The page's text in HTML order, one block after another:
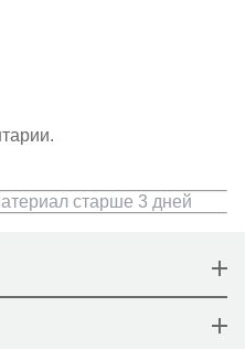
старше 3 дней